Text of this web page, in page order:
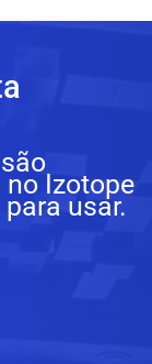
Izotope
usar.